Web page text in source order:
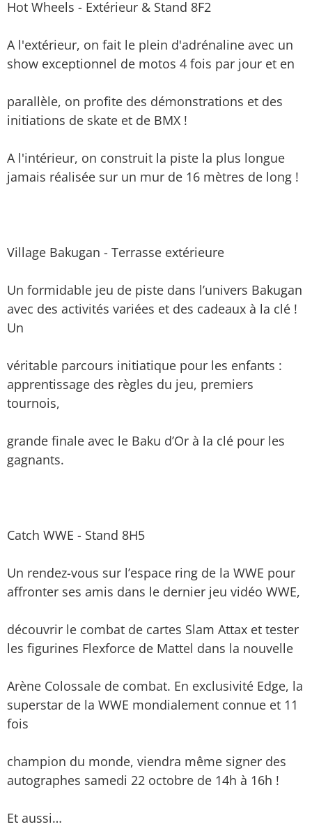
Hot Wheels - Extérieur & Stand 8F2
A l'extérieur, on fait le plein d'adrénaline avec un
show exceptionnel de motos 4 fois par jour et en
parallèle, on profite des démonstrations et des
initiations de skate et de BMX !
A l'intérieur, on construit la piste la plus longue
jamais réalisée sur un mur de 16 mètres de long !
Village Bakugan - Terrasse extérieure
Un formidable jeu de piste dans l’univers Bakugan
avec des activités variées et des cadeaux à la clé !
Un
véritable parcours initiatique pour les enfants :
apprentissage des règles du jeu, premiers
tournois,
grande finale avec le Baku d’Or à la clé pour les
gagnants.
Catch WWE - Stand 8H5
Un rendez-vous sur l’espace ring de la WWE pour
affronter ses amis dans le dernier jeu vidéo WWE,
découvrir le combat de cartes Slam Attax et tester
les figurines Flexforce de Mattel dans la nouvelle
Arène Colossale de combat. En exclusivité Edge, la
superstar de la WWE mondialement connue et 11
fois
champion du monde, viendra même signer des
autographes samedi 22 octobre de 14h à 16h !
Et aussi…